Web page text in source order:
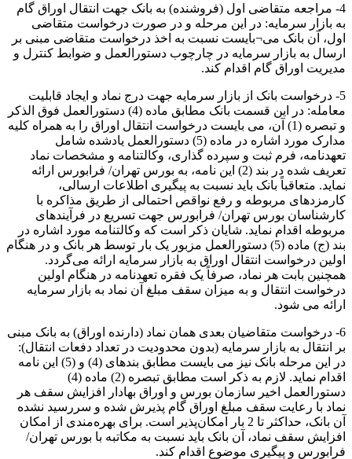
4‏‏- مراجعه متقاضی اول (فروشنده) به بانک جهت انتقال اوراق گام
به بازار سرمایه: در این مرحله و در صورت درخواست متقاضی
اول، آن بانک می¬بایست نسبت به اخذ درخواست متقاضی مبنی بر
ارسال به بازار سرمایه در چارچوب دستورالعمل و ضوابط کنترل و
مدیریت اوراق گام اقدام کند.
5‏‏- درخواست بانک از بازار سرمایه جهت درج نماد و ایجاد قابلیت
معامله: در این قسمت بانک مطابق ماده (4) دستورالعمل فوق الذکر
و تبصره (1) آن، می بایست درخواست انتقال اوراق را به همراه کلیه
مدارک مورد اشاره در ماده (5) دستورالعمل یادشده شامل
تعهدنامه، فرم ثبت و سپرده گذاری، وکالتنامه و مشخصات نماد
تعریف شده در بند (2) این نامه، به بورس تهران‏‏/ فرابورس ارائه
نماید. متعاقباً بانک باید نسبت به پیگیری اطلاعات ارسالی،
کارمزدهای مربوطه و رفع نواقص احتمالی از طریق مذاکره با
کارشناسان بورس تهران‏‏/ فرابورس جهت تسریع در فرآیندهای
مربوطه اقدام نماید. شایان ذکر است که وکالتنامه مورد اشاره در
بند (ج) ماده (5) دستورالعمل مزبور یک بار توسط هر بانک و در هنگام
اولین درخواست انتقال اوراق به بازار سرمایه ارائه می‌گردد.
همچنین بابت هر نماد، صرفاً یک فقره تعهدنامه در هنگام اولین
درخواست انتقال و به میزان سقف مبلغ آن نماد به بازار سرمایه
ارائه می شود.
6‏‏- درخواست متقاضیان بعدی همان نماد (دارنده اوراق) به بانک مبنی
بر انتقال به بازار سرمایه (بدون محدودیت در تعداد دفعات انتقال):
در این مرحله بانک نیز می بایست مطابق بندهای (4) و (5) این نامه
اقدام نماید. لازم به ذکر است مطابق تبصره (2) ماده (4)
دستورالعمل اخیر سازمان بورس و اوراق بهادار افزایش سقف هر
نماد با رعایت سقف مبلغ اوراق گام پذیرش شده و سررسید نشده
آن بانک، حداکثر تا 2 بار امکان‌پذیر است. برای بهره‌مندی از امکان
افزایش سقف نماد، آن بانک باید نسبت به مکاتبه با بورس تهران‏‏/
فرابورس و پیگیری موضوع اقدام کند.